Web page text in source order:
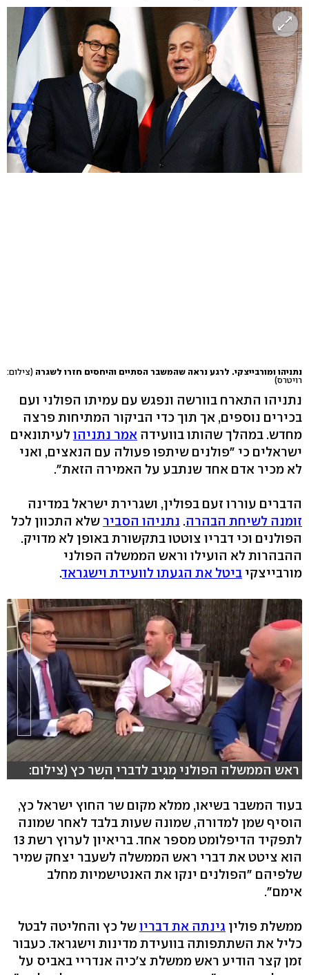
נתניהו ומורבייצקי. לרגע נראה שהמשבר הסתיים והיחסים חזרו לשגרה (צילום:
רויטרס)
נתניהו התארח בוורשה ונפגש עם עמיתו הפולני ועם
בכירים נוספים, אך תוך כדי הביקור המתיחות פרצה
מחדש. במהלך שהותו בוועידה אמר נתניהו לעיתונאים
ישראלים כי "פולנים שיתפו פעולה עם הנאצים, ואני
לא מכיר אדם אחד שנתבע על האמירה הזאת".
הדברים עוררו זעם בפולין, ושגרירת ישראל במדינה
זומנה לשיחת הבהרה. נתניהו הסביר שלא התכוון לכל
הפולנים וכי דבריו צוטטו בתקשורת באופן לא מדויק.
ההבהרות לא הועילו וראש הממשלה הפולני
מורבייצקי ביטל את הגעתו לוועידת וישגראד.
ראש הממשלה הפולני מגיב לדברי השר כץ (צילום:
מתוך עמוד הטוויטר של ג'וני דניאלס)
בעוד המשבר בשיאו, ממלא מקום שר החוץ ישראל כץ,
הוסיף שמן למדורה, שמונה שעות בלבד לאחר שמונה
לתפקיד הדיפלומט מספר אחד. בריאיון לערוץ רשת 13
הוא ציטט את דברי ראש הממשלה לשעבר יצחק שמיר
שלפיהם "הפולנים ינקו את האנטישמיות מחלב
אימם".
ממשלת פולין גינתה את דבריושל כץ והחליטה לבטל
כליל את השתתפותה בוועידת מדינות וישגראד. כעבור
זמן קצר הודיע ראש ממשלת צ'כיה אנדריי באביס על